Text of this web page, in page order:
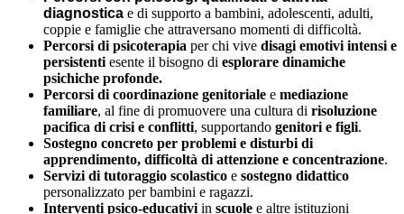
diagnostica e di supporto a bambini, adolescenti, adulti,
coppie e famiglie che attraversano momenti di difficoltà.
Percorsi di psicoterapia per chi vive disagi emotivi intensi e
persistentiesente il bisogno di esplorare dinamiche
psichiche profonde.
Percorsi di coordinazione genitoriale e mediazione
familiare, al fine di promuovere una cultura di risoluzione
pacifica di crisi e conflitti, supportando genitori e figli.
Sostegno concreto per problemi e disturbi di
apprendimento, difficoltà di attenzione e concentrazione.
Servizi di tutoraggio scolastico e sostegno didattico
personalizzato per bambini e ragazzi.
Interventi psico-educativiin scuole e altre istituzioni